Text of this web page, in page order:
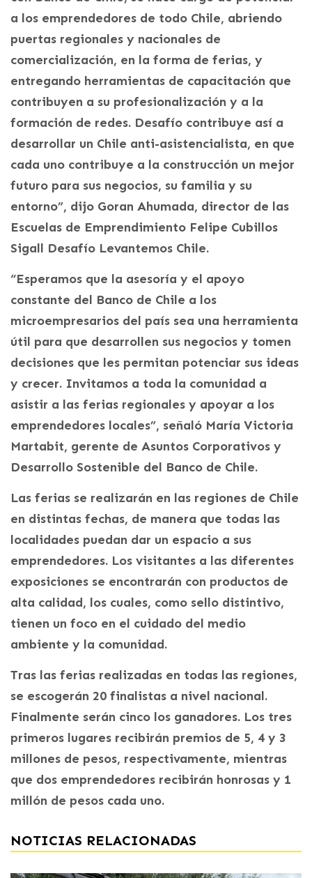
a los emprendedores de todo Chile, abriendo
puertas regionales y nacionales de
comercialización, en la forma de ferias, y
entregando herramientas de capacitación que
contribuyen a su profesionalización y a la
formación de redes. Desafío contribuye así a
desarrollar un Chile anti-asistencialista, en que
cada uno contribuye a la construcción un mejor
futuro para sus negocios, su familia y su
entorno”, dijo Goran Ahumada, director de las
Escuelas de Emprendimiento Felipe Cubillos
Sigall Desafío Levantemos Chile.
“Esperamos que la asesoría y el apoyo
constante del Banco de Chile a los
microempresarios del país sea una herramienta
útil para que desarrollen sus negocios y tomen
decisiones que les permitan potenciar sus ideas
y crecer. Invitamos a toda la comunidad a
asistir a las ferias regionales y apoyar a los
emprendedores locales”, señaló María Victoria
Martabit, gerente de Asuntos Corporativos y
Desarrollo Sostenible del Banco de Chile.
Las ferias se realizarán en las regiones de Chile
en distintas fechas, de manera que todas las
localidades puedan dar un espacio a sus
emprendedores. Los visitantes a las diferentes
exposiciones se encontrarán con productos de
alta calidad, los cuales, como sello distintivo,
tienen un foco en el cuidado del medio
ambiente y la comunidad.
Tras las ferias realizadas en todas las regiones,
se escogerán 20 finalistas a nivel nacional.
Finalmente serán cinco los ganadores. Los tres
primeros lugares recibirán premios de 5, 4 y 3
millones de pesos, respectivamente, mientras
que dos emprendedores recibirán honrosas y 1
millón de pesos cada uno.
NOTICIAS RELACIONADAS